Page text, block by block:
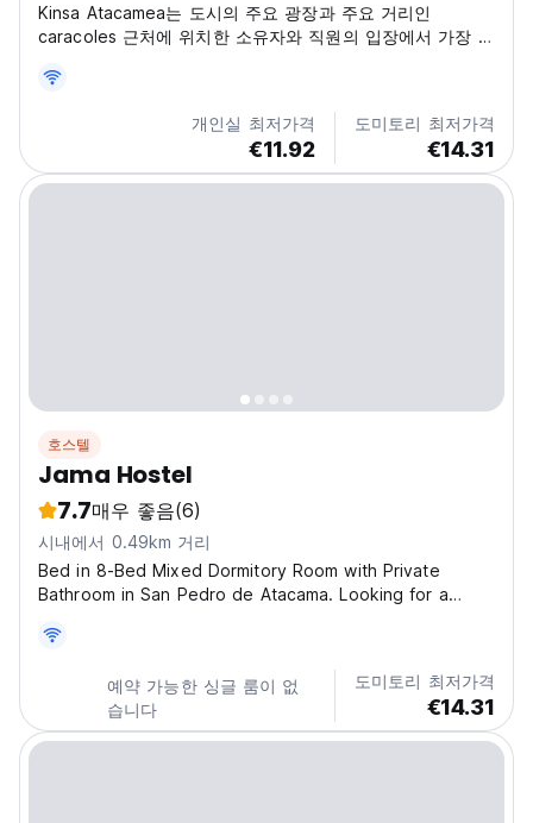
Kinsa Atacamea는 도시의 주요 광장과 주요 거리인
caracoles 근처에 위치한 소유자와 직원의 입장에서 가장 좋
개인실 최저가격
€11.92
도미토리 최저가격
€14.31
호스텔
Jama Hostel
7.7매우 좋음(6)
시내에서 0.49km 거리
Bed in 8-Bed Mixed Dormitory Room with Private
Bathroom in San Pedro de Atacama. Looking for a
peaceful atmosphere and stunning views? Our 12-bed
mixed dormitory offers the perfect balance of
comfort,...예약 가능한 싱글 룸이 없
습니다
도미토리 최저가격
€14.31